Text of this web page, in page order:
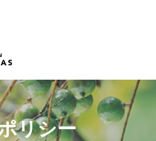
リシー